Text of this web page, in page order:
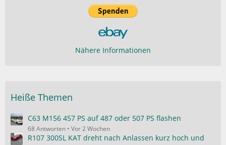
Nähere Informationen
Heiße Themen
C63 M156 457 PS auf 487 oder 507 PS flashen
68 Antworten Vor 2 Wochen
R107 300SL KAT dreht nach Anlassen kurz hoch und